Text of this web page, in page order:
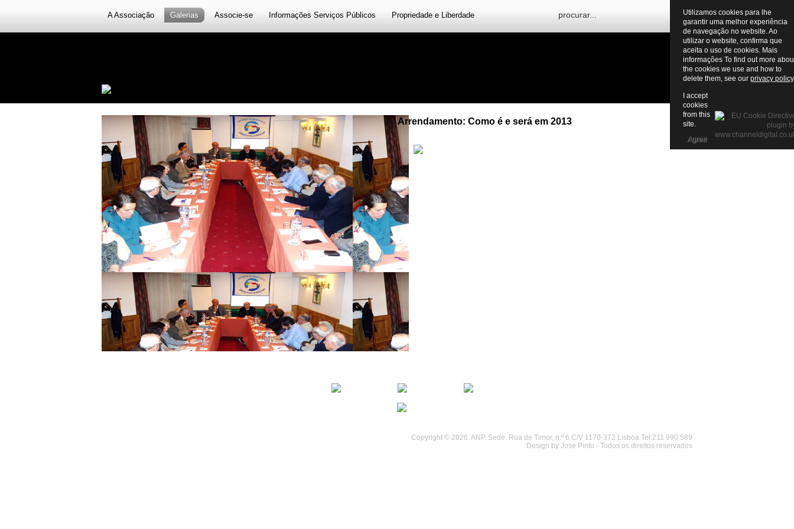
A Associação Galerias Associe-se Informações Serviços Públicos Propriedade e Liberdade
Arrendamento: Como é e será em 2013
Copyright © 2026. ANP. Sede: Rua de Timor, n.º 6 C/V 1170-372 Lisboa Tel:211 990 589
Design by Jose Pinto - Todos os direitos reservados
Utilizamos cookies para lhe
garantir uma melhor experiência
de navegação no website. Ao
utilizar o website, confirma que
aceita o uso de cookies. Mais
informações To find out more
the cookies we use and how to
delete them, see our privacy policy
I accept
cookies
from this
site.
Agree